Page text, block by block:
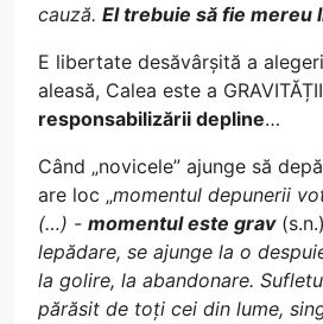
cauză. El trebuie să fie mereu
E libertate desăvârșită a
aleasă, Calea este a
responsabilizării depline…
Când „novicele” ajunge să
are loc „momentul depunerii
(…) - momentul este grav
lepădare, se ajunge la o
la golire, la abandonare.
părăsit de toți cei din lume,